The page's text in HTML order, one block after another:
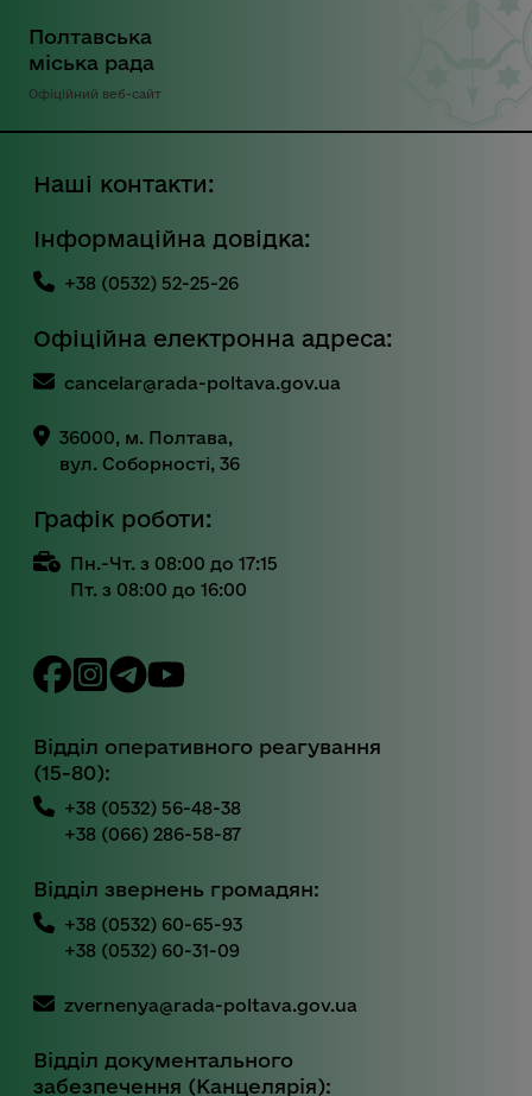
Полтавська
міська рада
Офіційний веб-сайт
Наші контакти:
Інформаційна довідка:
+38 (0532) 52-25-26
Офіційна електронна адреса:
cancelar@rada-poltava.gov.ua
36000, м. Полтава,
вул. Соборності, 36
Графік роботи:
Пн.-Чт. з 08:00 до 17:15
Пт. з 08:00 до 16:00
Відділ оперативного реагування
(15-80):
+38 (0532) 56-48-38
+38 (066) 286-58-87
Відділ звернень громадян:
+38 (0532) 60-65-93
+38 (0532) 60-31-09
zvernenya@rada-poltava.gov.ua
Відділ документального
забезпечення (Канцелярія):